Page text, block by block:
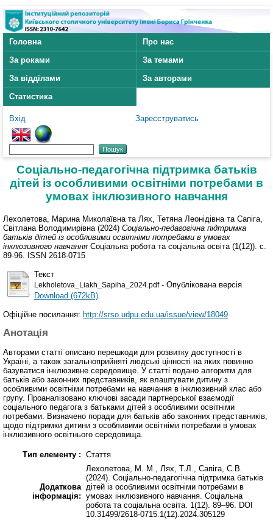
Головна
Про нас
За роками
За темами
За відділами
За авторами
Статистика
Вхід Зареєструватись
Соціально-педагогічна підтримка батьків
дітей із особливими освітніми потребами в
умовах інклюзивного навчання
Лехолетова, Марина Миколаївна та Лях, Тетяна Леонідівна та Сапіга,
Світлана Володимирівна (2024) Соціально-педагогічна підтримка
батьків дітей із особливими освітніми потребами в умовах
інклюзивного навчання Соціальна робота та соціальна освіта (1(12)). с.
89-96. ISSN 2618-0715
Текст
Lekholetova_Liakh_Sapiha_2024.pdf- Опублікована версія
Download (672kB)
Офіційне посилання: http://srso.udpu.edu.ua/issue/view/18049
Анотація
Авторами статті описано перешкоди для розвитку доступності в
Україні, а також загальноприйняті людські цінності на яких повинно
базуватися інклюзивне середовище. У статті подано алгоритм для
батьків або законних представників, як влаштувати дитину з
особливими освітніми потребами на навчання в інклюзивний клас або
групу. Проаналізовано ключові засади партнерської взаємодії
соціального педагога з батьками дітей з особливими освітніми
потребами. Визначено поради для батьків або законних представників,
щодо підтримки дитини з особливими освітніми потребами в умовах
інклюзивного освітнього середовища.
Тип елементу : Стаття
Додаткова
інформація:
Лехолетова, М. М., Лях, Т.Л., Сапіга, С.В.
(2024). Соціально-педагогічна підтримка батьків
дітей із особливими освітніми потребами в
умовах інклюзивного навчання. Соціальна
робота та соціальна освіта. 1(12). 89–96. DOI
10.31499/2618-0715.1(12).2024.305129